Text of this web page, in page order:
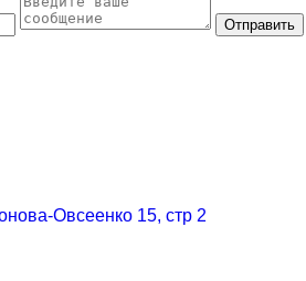
Отправить
Овсеенко 15, стр 2